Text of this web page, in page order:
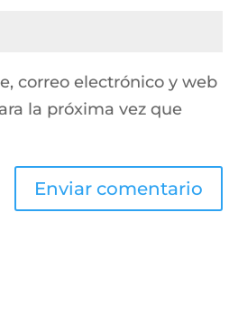
correo electrónico y web
la próxima vez que